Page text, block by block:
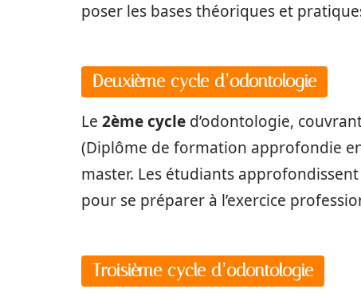
poser les bases théoriques et
Deuxième cycle d’odontologie
Le 2ème cycle d’odontologie,
(Diplôme de formation approfondie
master. Les étudiants
pour se préparer à l’exercice
Troisième cycle d’odontologie